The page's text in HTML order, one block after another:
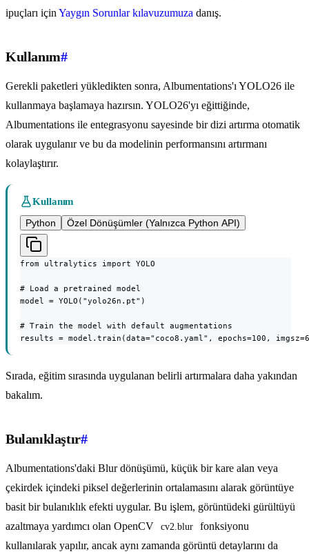
ipuçları için Yaygın Sorunlar kılavuzumuza danış.
Kullanım#
Gerekli paketleri yükledikten sonra, Albumentations'ı YOLO26 ile
kullanmaya başlamaya hazırsın. YOLO26'yı eğittiğinde,
Albumentations ile entegrasyonu sayesinde bir dizi artırma otomatik
olarak uygulanır ve bu da modelinin performansını artırmanı
kolaylaştırır.
Kullanım
Python
Özel Dönüşümler (Yalnızca Python API)
from ultralytics import YOLO
# Load a pretrained model
model = YOLO("yolo26n.pt")
# Train the model with default augmentations
results = model.train(data="coco8.yaml", epochs=100,
Sırada, eğitim sırasında uygulanan belirli artırmalara daha yakından
bakalım.
Bulanıklaştır#
Albumentations'daki Blur dönüşümü, küçük bir kare alan veya
çekirdek içindeki piksel değerlerinin ortalamasını alarak görüntüye
basit bir bulanıklık efekti uygular. Bu işlem, görüntüdeki gürültüyü
azaltmaya yardımcı olan OpenCV
cv2.blur
fonksiyonu
kullanılarak yapılır, ancak aynı zamanda görüntü detaylarını da